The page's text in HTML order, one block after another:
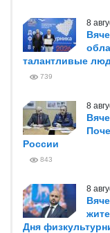
8
талантливые
739
8
России
843
8
Дня